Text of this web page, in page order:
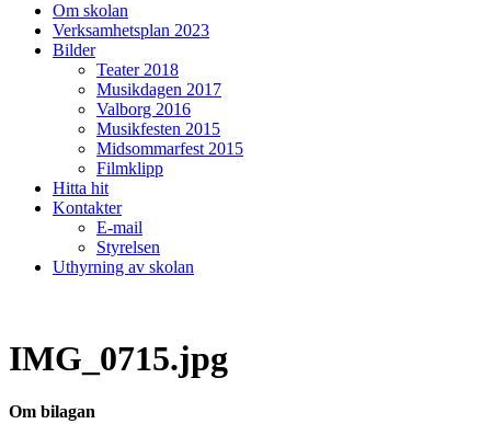
sökfältOm skolan
Verksamhetsplan 2023
Bilder
Teater 2018
Musikdagen 2017
Valborg 2016
Musikfesten 2015
Midsommarfest 2015
Filmklipp
Hitta hit
Kontakter
E-mail
Styrelsen
Uthyrning av skolan
IMG_0715.jpg
Om bilagan